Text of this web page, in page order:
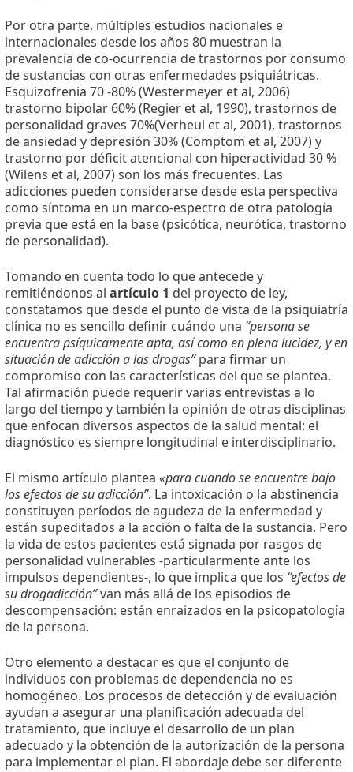
Por otra parte, múltiples estudios nacionales e
internacionales desde los años 80 muestran la
prevalencia de co-ocurrencia de trastornos por consumo
de sustancias con otras enfermedades psiquiátricas.
Esquizofrenia 70 -80% (Westermeyer et al, 2006)
trastorno bipolar 60% (Regier et al, 1990), trastornos de
personalidad graves 70%(Verheul et al, 2001), trastornos
de ansiedad y depresión 30% (Comptom et al, 2007) y
trastorno por déficit atencional con hiperactividad 30 %
(Wilens et al, 2007) son los más frecuentes. Las
adicciones pueden considerarse desde esta perspectiva
como síntoma en un marco-espectro de otra patología
previa que está en la base (psicótica, neurótica, trastorno
de personalidad).
Tomando en cuenta todo lo que antecede y
remitiéndonos al artículo 1 del proyecto de ley,
constatamos que desde el punto de vista de la psiquiatría
clínica no es sencillo definir cuándo una “persona se
encuentra psíquicamente apta, así como en plena lucidez, y en
situación de adicción a las drogas”para firmar un
compromiso con las características del que se plantea.
Tal afirmación puede requerir varias entrevistas a lo
largo del tiempo y también la opinión de otras disciplinas
que enfocan diversos aspectos de la salud mental: el
diagnóstico es siempre longitudinal e interdisciplinario.
El mismo artículo plantea «para cuando se encuentre bajo
los efectos de su adicción”. La intoxicación o la abstinencia
constituyen períodos de agudeza de la enfermedad y
están supeditados a la acción o falta de la sustancia. Pero
la vida de estos pacientes está signada por rasgos de
personalidad vulnerables -particularmente ante los
impulsos dependientes-, lo que implica que los “efectos de
su drogadicción”van más allá de los episodios de
descompensación: están enraizados en la psicopatología
de la persona.
Otro elemento a destacar es que el conjunto de
individuos con problemas de dependencia no es
homogéneo. Los procesos de detección y de evaluación
ayudan a asegurar una planificación adecuada del
tratamiento, que incluye el desarrollo de un plan
adecuado y la obtención de la autorización de la persona
para implementar el plan. El abordaje debe ser diferente